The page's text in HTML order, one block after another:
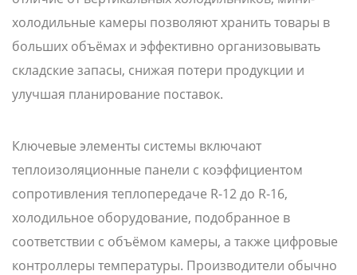
холодильные камеры позволяют хранить товары в
больших объёмах и эффективно организовывать
складские запасы, снижая потери продукции и
улучшая планирование поставок.
Ключевые элементы системы включают
теплоизоляционные панели с коэффициентом
сопротивления теплопередаче R-12 до R-16,
холодильное оборудование, подобранное в
соответствии с объёмом камеры, а также цифровые
контроллеры температуры. Производители обычно